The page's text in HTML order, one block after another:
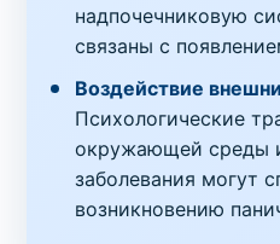
надпочечниковую
связаны с
Воздействие
Психологические
окружающей среды
заболевания могут
возникновению